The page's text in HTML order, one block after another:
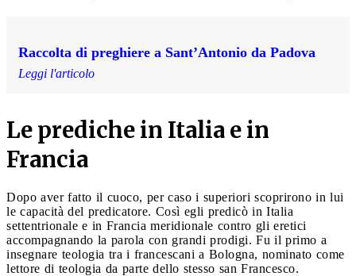
Raccolta di preghiere a Sant’Antonio da Padova
Leggi l'articolo
Le prediche in Italia e in
Francia
Dopo aver fatto il cuoco, per caso i superiori scoprirono in lui
le capacità del predicatore. Così egli predicò in Italia
settentrionale e in Francia meridionale contro gli eretici
accompagnando la parola con grandi prodigi. Fu il primo a
insegnare teologia tra i francescani a Bologna, nominato come
lettore di teologia da parte dello stesso san Francesco.